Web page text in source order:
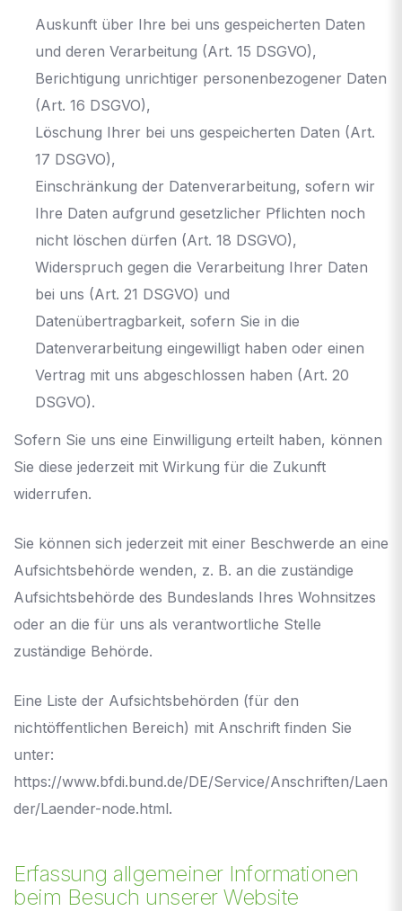
Auskunft über Ihre bei uns gespeicherten Daten
und deren Verarbeitung (Art. 15 DSGVO),
Berichtigung unrichtiger personenbezogener Daten
(Art. 16 DSGVO),
Löschung Ihrer bei uns gespeicherten Daten (Art.
17 DSGVO),
Einschränkung der Datenverarbeitung, sofern wir
Ihre Daten aufgrund gesetzlicher Pflichten noch
nicht löschen dürfen (Art. 18 DSGVO),
Widerspruch gegen die Verarbeitung Ihrer Daten
bei uns (Art. 21 DSGVO) und
Datenübertragbarkeit, sofern Sie in die
Datenverarbeitung eingewilligt haben oder einen
Vertrag mit uns abgeschlossen haben (Art. 20
DSGVO).
Sofern Sie uns eine Einwilligung erteilt haben, können
Sie diese jederzeit mit Wirkung für die Zukunft
widerrufen.
Sie können sich jederzeit mit einer Beschwerde an eine
Aufsichtsbehörde wenden, z. B. an die zuständige
Aufsichtsbehörde des Bundeslands Ihres Wohnsitzes
oder an die für uns als verantwortliche Stelle
zuständige Behörde.
Eine Liste der Aufsichtsbehörden (für den
nichtöffentlichen Bereich) mit Anschrift finden Sie
unter:
https://www.bfdi.bund.de/DE/Service/Anschriften/Laen
der/Laender-node.html.
Erfassung allgemeiner Informationen
beim Besuch unserer Website